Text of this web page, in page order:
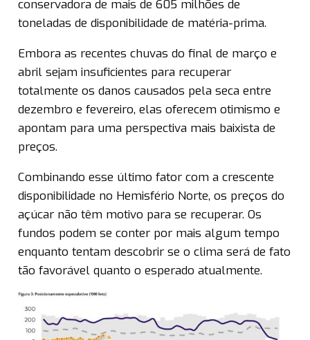
conservadora de mais de 605 milhões de
toneladas de disponibilidade de matéria-prima.
Embora as recentes chuvas do final de março e
abril sejam insuficientes para recuperar
totalmente os danos causados pela seca entre
dezembro e fevereiro, elas oferecem otimismo e
apontam para uma perspectiva mais baixista de
preços.
Combinando esse último fator com a crescente
disponibilidade no Hemisfério Norte, os preços do
açúcar não têm motivo para se recuperar. Os
fundos podem se conter por mais algum tempo
enquanto tentam descobrir se o clima será de fato
tão favorável quanto o esperado atualmente.